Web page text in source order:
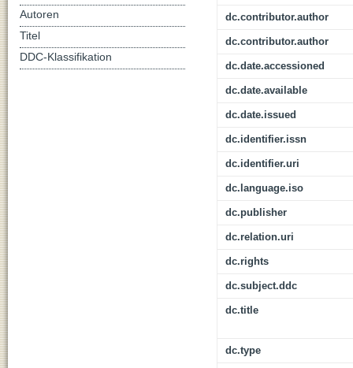
dc.contributor.author
dc.contributor.author
dc.date.accessioned
dc.date.available
dc.date.issued
dc.identifier.issn
dc.identifier.uri
dc.language.iso
dc.publisher
dc.relation.uri
dc.rights
dc.subject.ddc
dc.title
dc.type
Autoren
Titel
DDC-Klassifikation